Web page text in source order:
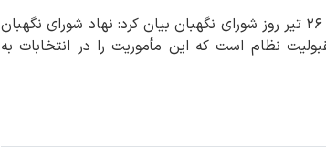
حجت‌الاسلام عزیزی با اشاره به فرارسیدن ۲۶ تیر روز شورای نگهبان بیان کرد: نهاد شورای نگهبان
نظام است که این مأموریت را در انتخابات به